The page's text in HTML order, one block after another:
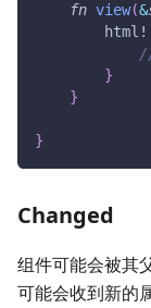
fn view(&
html!
}
}
}
Changed
组件可能会被其
可能会收到新的